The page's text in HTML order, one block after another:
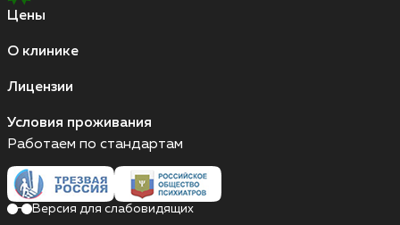
Цены
О клинике
Лицензии
Условия проживания
Работаем по стандартам
Версия для слабовидящих